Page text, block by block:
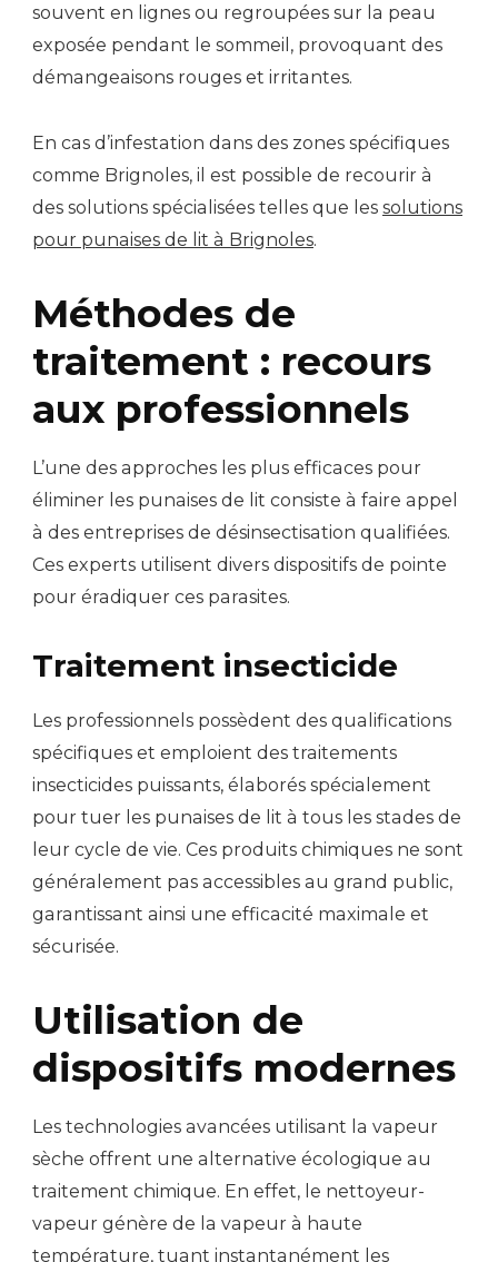
souvent en lignes ou regroupées sur la peau
exposée pendant le sommeil, provoquant des
démangeaisons rouges et irritantes.
En cas d’infestation dans des zones spécifiques
comme Brignoles, il est possible de recourir à
des solutions spécialisées telles que les solutions
pour punaises de lit à Brignoles.
Méthodes de
traitement : recours
aux professionnels
L’une des approches les plus efficaces pour
éliminer les punaises de lit consiste à faire appel
à des entreprises de désinsectisation qualifiées.
Ces experts utilisent divers dispositifs de pointe
pour éradiquer ces parasites.
Traitement insecticide
Les professionnels possèdent des qualifications
spécifiques et emploient des traitements
insecticides puissants, élaborés spécialement
pour tuer les punaises de lit à tous les stades de
leur cycle de vie. Ces produits chimiques ne sont
généralement pas accessibles au grand public,
garantissant ainsi une efficacité maximale et
sécurisée.
Utilisation de
dispositifs modernes
Les technologies avancées utilisant la vapeur
sèche offrent une alternative écologique au
traitement chimique. En effet, le nettoyeur-
vapeur génère de la vapeur à haute
température, tuant instantanément les